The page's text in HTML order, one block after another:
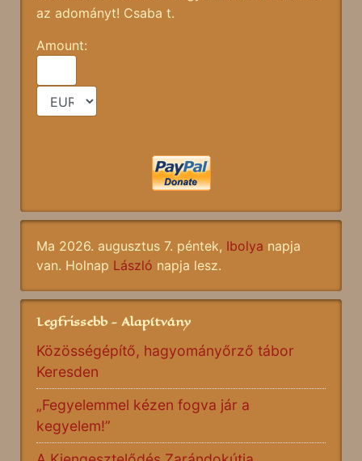
az adományt! Csaba t.
Amount:
Ma 2026. augusztus 7. péntek, Ibolya napja
van. Holnap László napja lesz.
Legfrissebb - Alapítvány
Közösségépítő, hagyományőrző tábor
Keresden
„Fegyelemmel kézen fogva jár a
kegyelem!”